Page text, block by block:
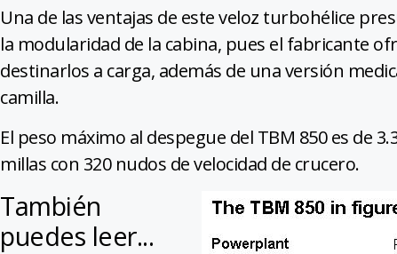
Una de las ventajas de este veloz turbohélice
la modularidad de la cabina, pues el fabricante
destinarlos a carga, además de una versión
camilla.
El peso máximo al despegue del TBM 850 es de
millas con 320 nudos de velocidad de crucero.
También
puedes leer...